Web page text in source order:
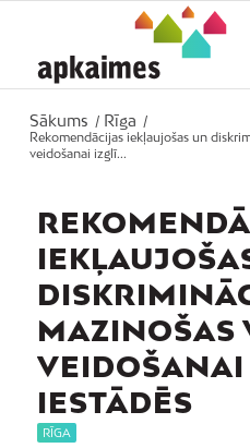
Sākums / Rīga
/
Rekomendācijas iekļaujošas un
veidošanai izglī...
MAZINOŠAS
IESTĀDĒS
RĪGA